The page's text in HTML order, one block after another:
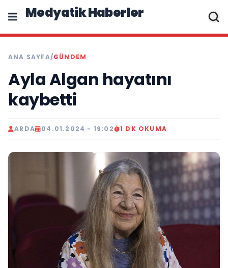
Medyatik Haberler
ANA SAYFA/GÜNDEM
Ayla Algan hayatını
kaybetti
ARDA 04.01.2024 - 19:02 1 DK OKUMA